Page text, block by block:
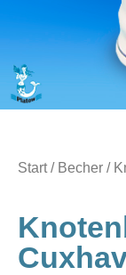
Start/ Becher /